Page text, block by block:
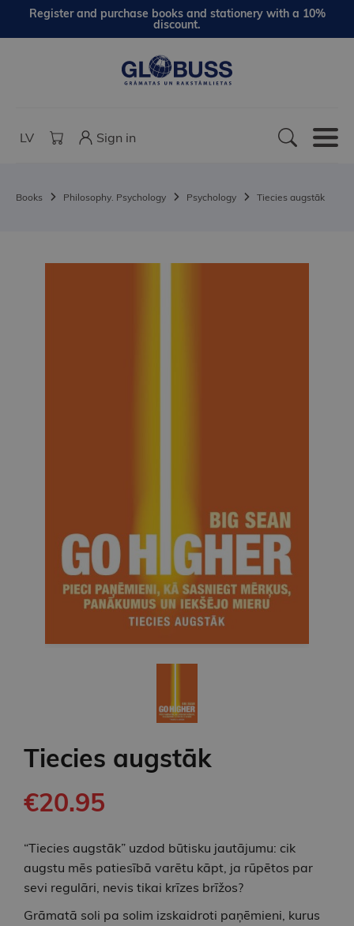
Register and purchase books and stationery with a 10%
discount.
LV Sign in
Books Philosophy. Psychology Psychology Tiecies augstāk
Tiecies augstāk
€20.95
“Tiecies augstāk” uzdod būtisku jautājumu: cik
augstu mēs patiesībā varētu kāpt, ja rūpētos par
sevi regulāri, nevis tikai krīzes brīžos?
Grāmatā soli pa solim izskaidroti paņēmieni, kurus